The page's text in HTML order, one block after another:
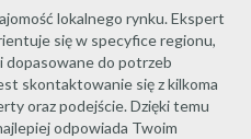
lokalnego rynku. Ekspert
się w specyfice regionu,
dopasowane do potrzeb
skontaktowanie się z kilkoma
oraz podejście. Dzięki temu
odpowiada Twoim